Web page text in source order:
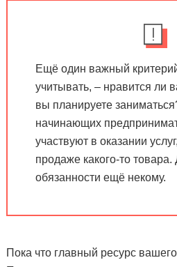
Ещё один важный
учитывать, – нравится ли
вы планируете
начинающих
участвуют в оказании
продаже какого-то товара.
обязанности ещё некому.
Пока что главный ресурс